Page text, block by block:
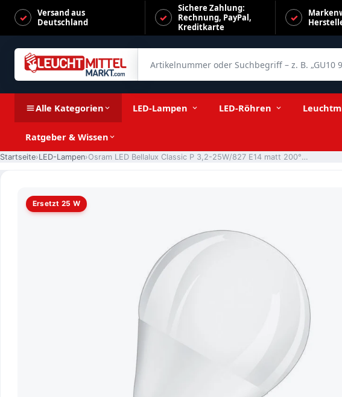
Versand aus
Deutschland
Sichere Zahlung:
Rechnung, PayPal,
Kreditkarte
Alle Kategorien LED-Lampen LED-Röhren
Ratgeber & Wissen
Startseite LED-Lampen Osram LED Bellalux Classic P 3,2-25W/827 E14 matt 200° 250lm warmweiß nicht dimmbar
Ersetzt 25 W
Osram LED Bellalux Classic P 3,2-25W/827 E14 matt 200° 250lm warmweiß